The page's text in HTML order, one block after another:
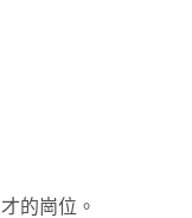
的崗位。